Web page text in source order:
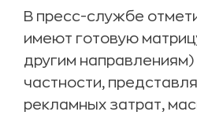
В пресс-службе
имеют готовую
другим
частности,
рекламных затрат,